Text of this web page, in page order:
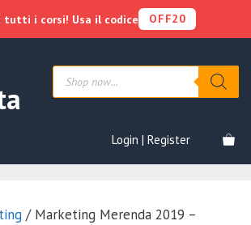
Products
search
Login | Register
/ Marketing Merenda 2019 –
tutti i corsi! Usa il codice OFF20